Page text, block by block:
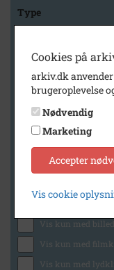
Type
Arkiv
Svinninge
Generelt
Vis kun med
Vis kun med
Vis kun med
Cookies på
arkiv.dk
brugeroplevelse
Nødvendig
Marketing
Accepter
Vis cookie